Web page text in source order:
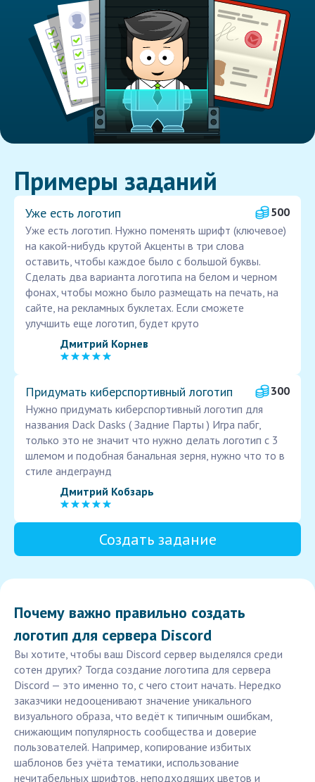
Примеры заданий
Уже есть логотип
500
Уже есть логотип. Нужно поменять шрифт (ключевое)
на какой-нибудь крутой Акценты в три слова
оставить, чтобы каждое было с большой буквы.
Сделать два варианта логотипа на белом и черном
фонах, чтобы можно было размещать на печать, на
сайте, на рекламных буклетах. Если сможете
улучшить еще логотип, будет круто
Дмитрий Корнев
Придумать киберспортивный логотип
300
Нужно придумать киберспортивный логотип для
названия Dack Dasks ( Задние Парты ) Игра пабг,
только это не значит что нужно делать логотип с 3
шлемом и подобная банальная зерня, нужно что то в
стиле андеграунд
Дмитрий Кобзарь
Создать задание
Почему важно правильно создать
логотип для сервера Discord
Вы хотите, чтобы ваш Discord сервер выделялся среди
сотен других? Тогда создание логотипа для сервера
Discord — это именно то, с чего стоит начать. Нередко
заказчики недооценивают значение уникального
визуального образа, что ведёт к типичным ошибкам,
снижающим популярность сообщества и доверие
пользователей. Например, копирование избитых
шаблонов без учёта тематики, использование
нечитабельных шрифтов, неподходящих цветов и